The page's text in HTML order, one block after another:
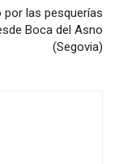
por las pesquerías
Boca del Asno
(Segovia)